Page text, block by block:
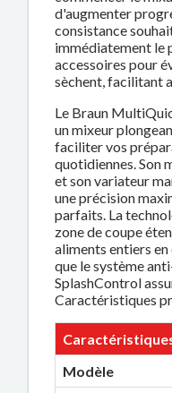
d'augmenter
consistance
immédiatement le
accessoires pour
sèchent, facilitant
Le Braun
un mixeur
faciliter vos
quotidiennes. Son
et son variateur
une précision
parfaits. La
zone de coupe
aliments entiers en
que le système
SplashControl
Caractéristiques
Modèle